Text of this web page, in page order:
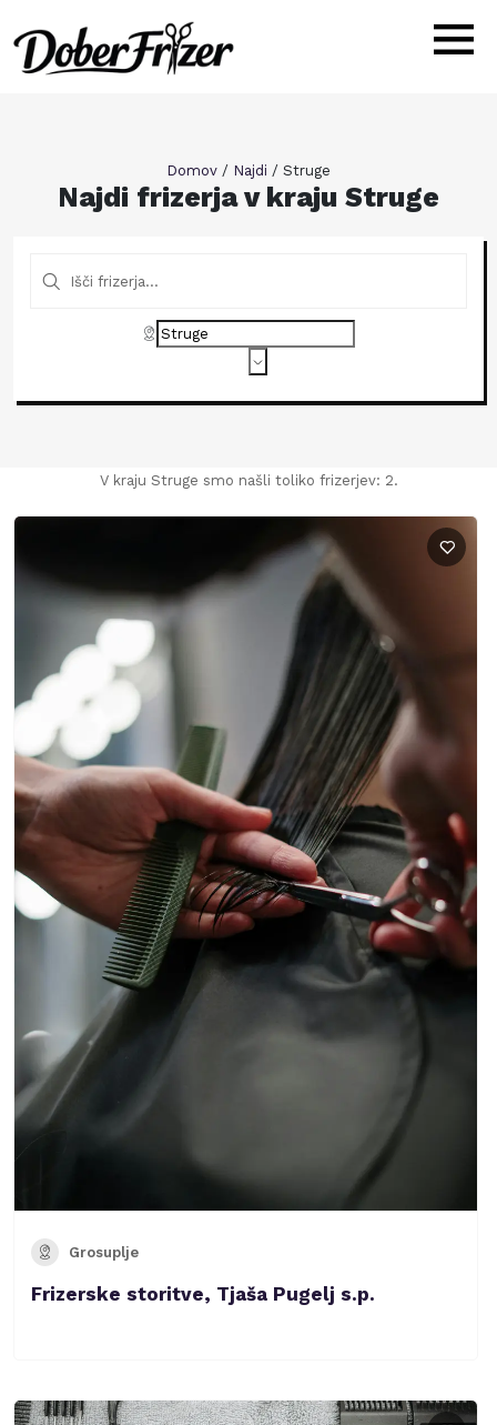
Domov / Najdi / Struge
Najdi frizerja v kraju Struge
V kraju Struge smo našli toliko frizerjev: 2.
Grosuplje
Frizerske storitve, Tjaša Pugelj s.p.